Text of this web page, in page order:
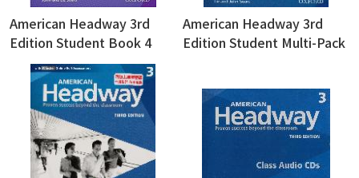
American Headway 3rd
Edition Student Book 4
(with Online Skills
Program) (附線上密碼，一
經刮開恕不退換)
American Headway 3rd
Edition Student Multi-Pack
(附線上密碼，一經刮開恕不